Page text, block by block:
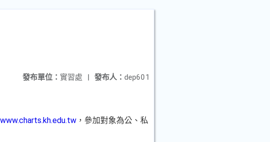
發布人： dep601
發布單位： 實習處 |
www.charts.kh.edu.tw ，參加對象為公、私